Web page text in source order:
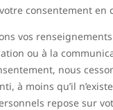
consentement en
vos
ou à la
nous
à moins qu’il
repose sur